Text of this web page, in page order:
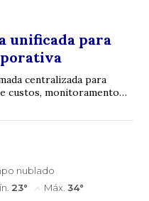
unificada para
centralizada para
custos, monitoramento
nublado
23° Máx. 34°